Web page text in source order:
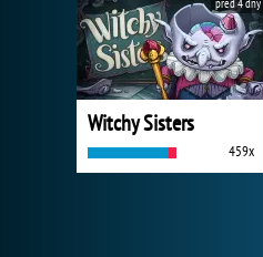
Witchy Sisters
459x
před 4 dny